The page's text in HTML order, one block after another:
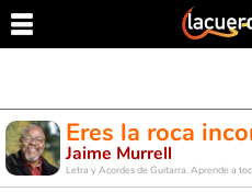
Eres la roca
Jaime Murrell
Letra y Acordes de Guitarra. Aprende a